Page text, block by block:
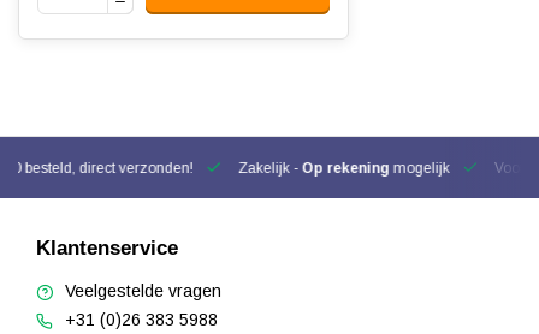
besteld, direct verzonden! Zakelijk - Op rekening mogelijk Voor
Klantenservice
Veelgestelde vragen
+31 (0)26 383 5988